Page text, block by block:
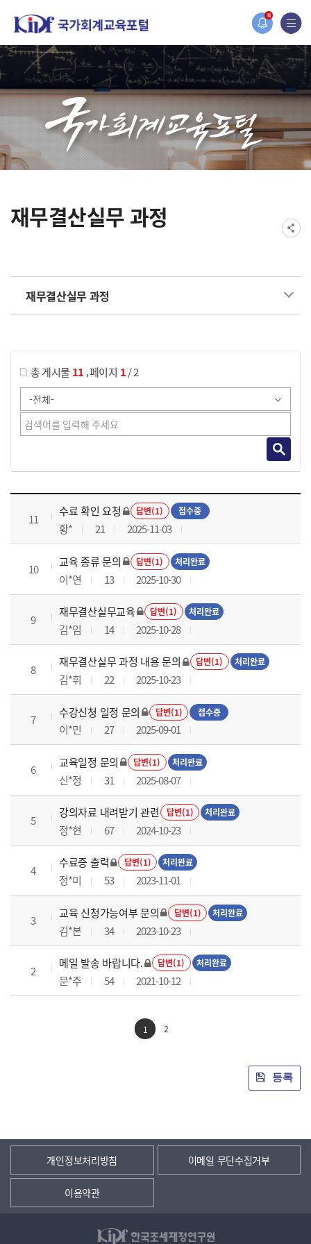
N
홈페이지가 새롭게 개편되었습니다.
한국조세재정연구원홈페이지가 새롭게 개설되었습니다.
재무결산실무 과정
재무결산실무 과정
총 게시물 11 ,페이지 1/ 2
재무결산실무 과정 목록 으로 번호, 제목, 작성자, 조회수, 등록 일로 나열 되고 있습니다.
11
수료 확인 요청 답변(1) 접수중
황* 21 2025-11-03
10
교육 종류 문의 답변(1) 처리완료
이*연 13 2025-10-30
9
재무결산실무교육 답변(1) 처리완료
김*임 14 2025-10-28
8
재무결산실무 과정 내용 문의 답변(1) 처리완료
김*휘 22 2025-10-23
7
수강신청 일정 문의 답변(1) 접수중
이*민 27 2025-09-01
6
교육일정 문의 답변(1) 처리완료
신*정 31 2025-08-07
5
강의자료 내려받기 관련 답변(1) 처리완료
정*현 67 2024-10-23
4
수료증 출력 답변(1) 처리완료
정*미 53 2023-11-01
3
교육 신청가능여부 문의 답변(1) 처리완료
김*본 34 2023-10-23
2
메일 발송 바랍니다. 답변(1) 처리완료
문*주 54 2021-10-12
1 2
등록
개인정보처리방침 이메일 무단수집거부
이용약관